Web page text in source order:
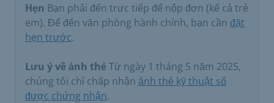
Hẹn Bạn phải đến trực tiếp để nộp đơn (kể cả trẻ
em). Để đến văn phòng hành chính, bạn cần đặt
hẹn trước.
Lưu ý về ảnh thẻ Từ ngày 1 tháng 5 năm 2025,
chúng tôi chỉ chấp nhận ảnh thẻ kỹ thuật số
được chứng nhận.